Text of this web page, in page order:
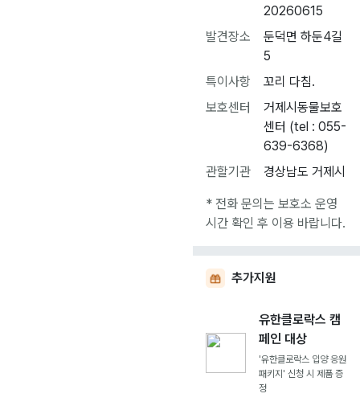
20260615
발견장소
둔덕면 하둔4길
5
특이사항
꼬리 다침.
보호센터
거제시동물보호
센터 (tel : 055-
639-6368)
관할기관
경상남도 거제시
* 전화 문의는 보호소 운영
시간 확인 후 이용 바랍니다.
추가지원
유한클로락스 캠
페인 대상
'유한클로락스 입양 응원
패키지' 신청 시 제품 증
정